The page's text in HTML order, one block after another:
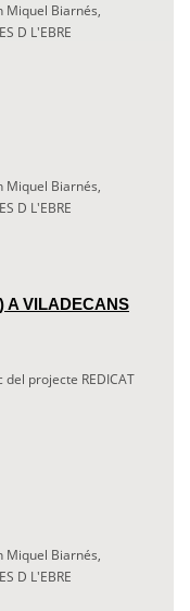
Biarnés,
D L'EBRE
Biarnés,
D L'EBRE
A VILADECANS
del projecte REDICAT
Biarnés,
D L'EBRE